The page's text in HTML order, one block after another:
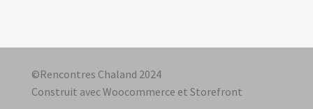
©Rencontres Chaland 2024
Construit avec Woocommerce et Storefront